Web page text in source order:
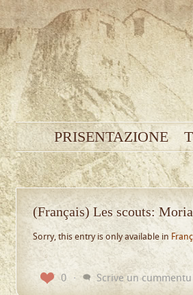
PRISENTAZIONE
(Français) Les scouts:
Sorry, this entry is only available in
0 Scrive un cummentu